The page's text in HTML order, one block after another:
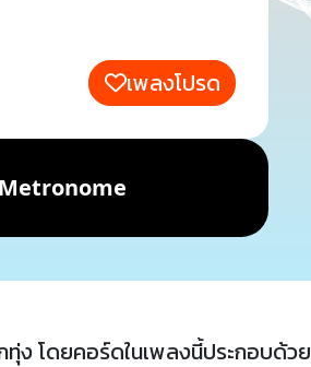
เพลงโปรด
ง โดยคอร์ดในเพลงนี้ประกอบด้วย